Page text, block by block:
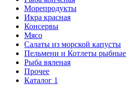
Морепродукты
Икра красная
Консервы
Мясо
Салаты из морской капусты
Пельмени и Котлеты рыбные
Рыба вяленая
Прочее
Каталог 1